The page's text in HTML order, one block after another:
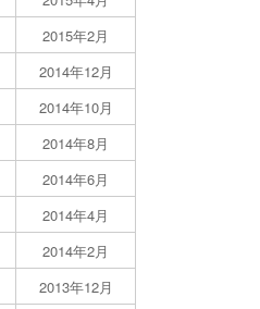
2015年2月
2014年12月
2014年10月
2014年8月
2014年6月
2014年4月
2014年2月
2013年12月